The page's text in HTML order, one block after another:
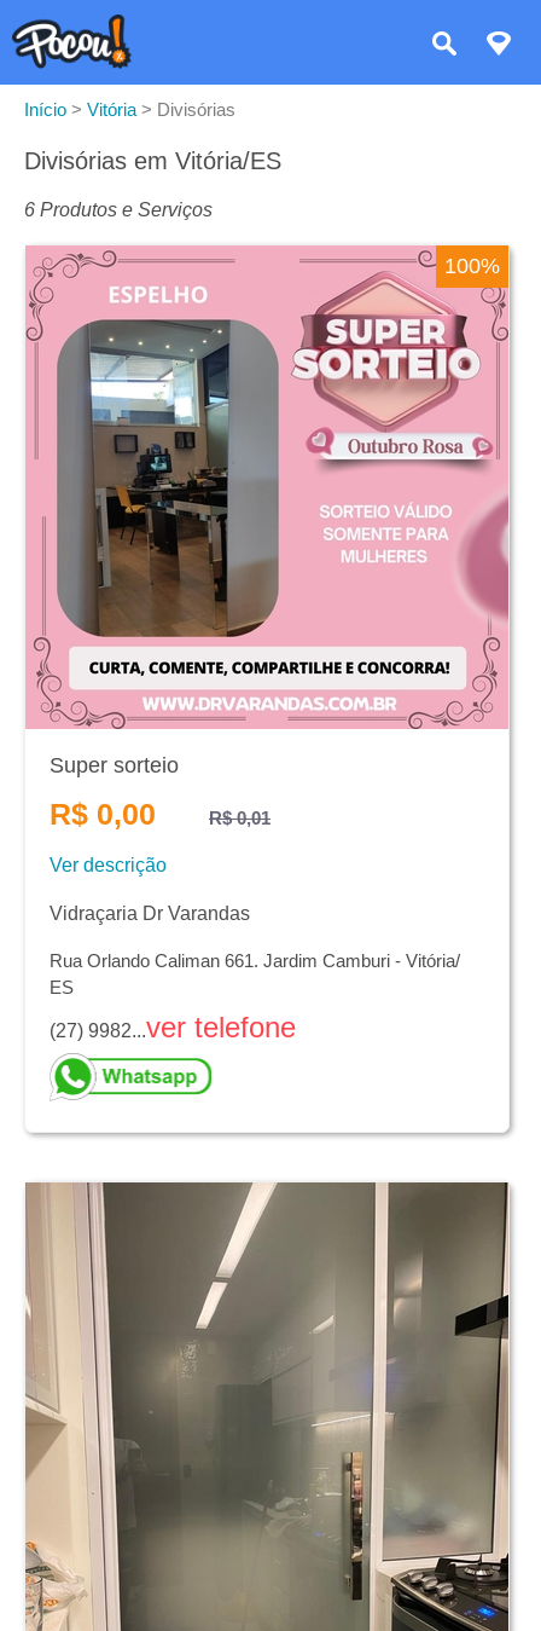
Início > Vitória > Divisórias
Divisórias em Vitória/ES
6 Produtos e Serviços
100%
Super sorteio
R$ 0,00 R$ 0,01
Ver descrição
Vidraçaria Dr Varandas
Rua Orlando Caliman 661. Jardim Camburi - Vitória/
ES
(27) 9982...ver telefone